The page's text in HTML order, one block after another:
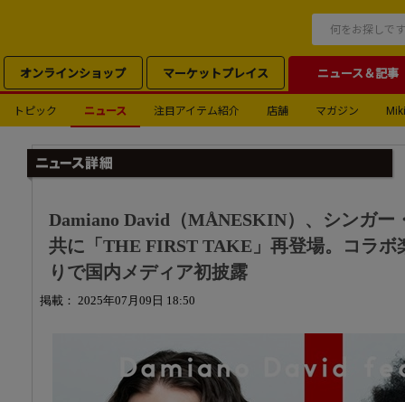
オンラインショップ マーケットプレイス ニュース＆記事
トピック ニュース 注目アイテム紹介 店舗 マガジン
Damiano David（MÅNESKIN）、シンガー
共に「THE FIRST TAKE」再登場。コラボ
りで国内メディア初披露
掲載： 2025年07月09日 18:50